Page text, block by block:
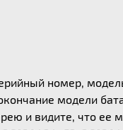
номер,
модели
и видите, что ее